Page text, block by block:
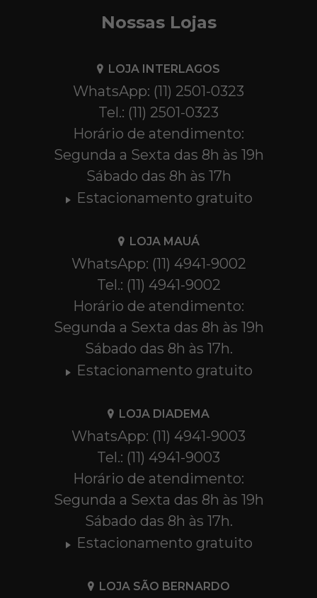
Nossas Lojas
LOJA INTERLAGOS
WhatsApp: (11) 2501-0323
Tel.: (11) 2501-0323
Horário de atendimento:
Segunda a Sexta das 8h às 19h
Sábado das 8h às 17h
Estacionamento gratuito
LOJA MAUÁ
WhatsApp: (11) 4941-9002
Tel.: (11) 4941-9002
Horário de atendimento:
Segunda a Sexta das 8h às 19h
Sábado das 8h às 17h.
Estacionamento gratuito
LOJA DIADEMA
WhatsApp: (11) 4941-9003
Tel.: (11) 4941-9003
Horário de atendimento:
Segunda a Sexta das 8h às 19h
Sábado das 8h às 17h.
Estacionamento gratuito
LOJA SÃO BERNARDO